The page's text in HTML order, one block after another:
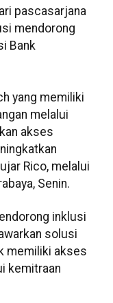
pascasarjana
mendorong
Bank
yang memiliki
melalui
akses
Rico, melalui
Senin.
inklusi
solusi
memiliki akses
kemitraan